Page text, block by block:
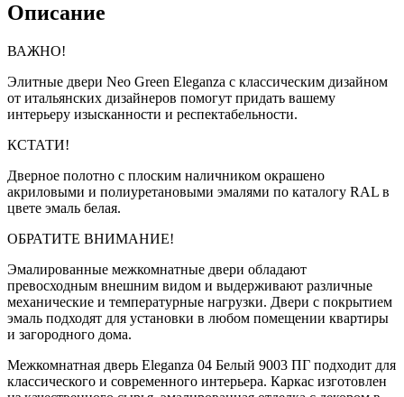
Описание
ВАЖНО!
Элитные двери Neo Green Eleganza с классическим дизайном
от итальянских дизайнеров помогут придать вашему
интерьеру изысканности и респектабельности.
КСТАТИ!
Дверное полотно с плоским наличником окрашено
акриловыми и полиуретановыми эмалями по каталогу RAL в
цвете эмаль белая.
ОБРАТИТЕ ВНИМАНИЕ!
Эмалированные межкомнатные двери обладают
превосходным внешним видом и выдерживают различные
механические и температурные нагрузки. Двери с покрытием
эмаль подходят для установки в любом помещении квартиры
и загородного дома.
Межкомнатная дверь Eleganza 04 Белый 9003 ПГ подходит для
классического и современного интерьера. Каркас изготовлен